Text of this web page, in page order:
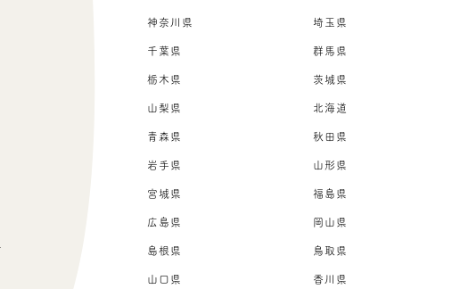
神奈川県 埼玉県
千葉県 群馬県
栃木県 茨城県
山梨県 北海道
青森県 秋田県
岩手県 山形県
宮城県 福島県
広島県 岡山県
島根県 鳥取県
山口県 香川県